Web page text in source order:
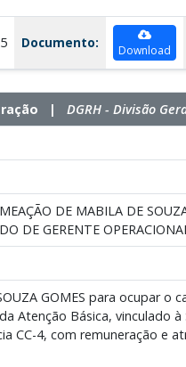
Documento: Download
| DGRH - Divisão
DE MABILA DE
DE GERENTE
GOMES para ocupar o
Atenção Básica, vinculado
CC-4, com remuneração e